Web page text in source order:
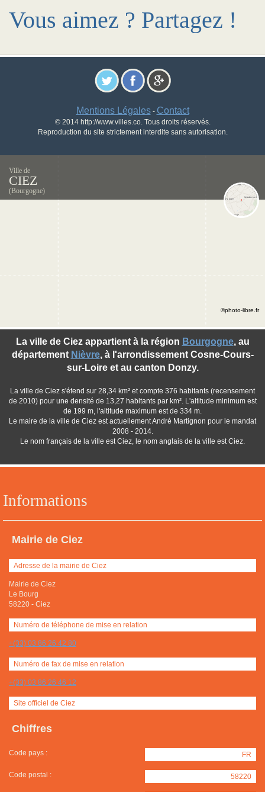
Vous aimez ? Partagez !
Mentions Légales- Contact
© 2014 http://www.villes.co. Tous droits réservés.
Reproduction du site strictement interdite sans autorisation.
Ville de
CIEZ
(Bourgogne)
Informations
Mairie de Ciez
Adresse de la mairie de Ciez
Mairie de Ciez
Le Bourg
58220 - Ciez
Numéro de téléphone de mise en relation
+(33) 03 86 26 42 80
Numéro de fax de mise en relation
+(33) 03 86 26 46 12
Site officiel de Ciez
Chiffres
Code pays : FR
Code postal : 58220
La ville de Ciez appartient à la région Bourgogne, au
département Nièvre, à l'arrondissement Cosne-Cours-
sur-Loire et au canton Donzy.
La ville de Ciez s'étend sur 28,34 km² et compte 376 habitants (recensement
de 2010) pour une densité de 13,27 habitants par km². L'altitude minimum est
de 199 m, l'altitude maximum est de 334 m.
Le maire de la ville de Ciez est actuellement André Martignon pour le mandat
2008 - 2014.
Le nom français de la ville est Ciez, le nom anglais de la ville est Ciez.
©photo-libre.fr